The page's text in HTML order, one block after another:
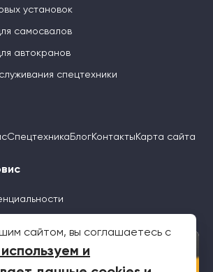
установок
самосвалов
автокранов
спецтехники
Спецтехника БлогКонтакты Карта сайта
сайтом, вы соглашаетесь с
и